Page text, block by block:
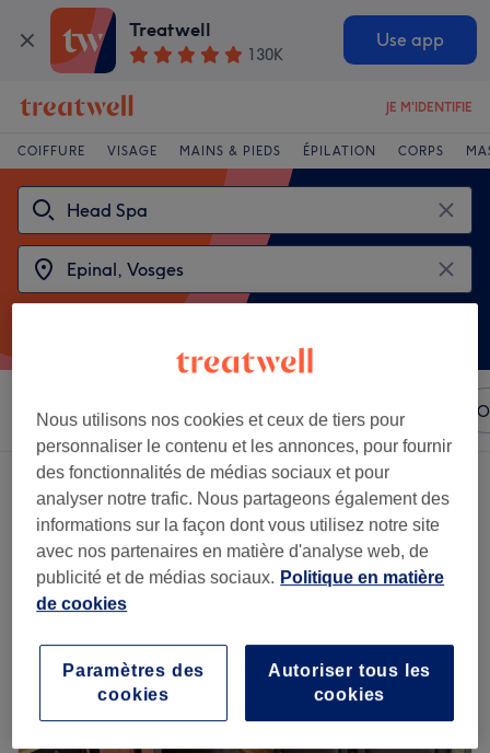
Treatwell
130K
Use app
JE M'IDENTIFIE
COIFFURE VISAGE MAINS & PIEDS ÉPILATION CORPS
Trier par N'importe quel prix Marques Salons
2 établissements offrant:head spa près de Epinal, Vosges
Nous utilisons nos cookies et ceux de tiers pour
personnaliser le contenu et les annonces, pour fournir
des fonctionnalités de médias sociaux et pour
analyser notre trafic. Nous partageons également des
informations sur la façon dont vous utilisez notre site
avec nos partenaires en matière d'analyse web, de
publicité et de médias sociaux. Politique en matière
de cookies
Autoriser tous les
cookies
Paramètres des
cookies